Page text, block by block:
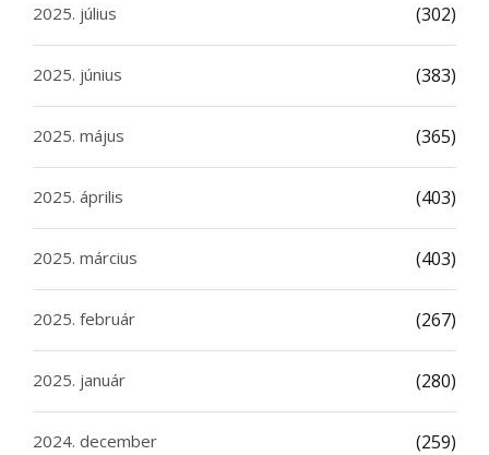
2025. július (302)
2025. június (383)
2025. május (365)
2025. április (403)
2025. március (403)
2025. február (267)
2025. január (280)
2024. december (259)